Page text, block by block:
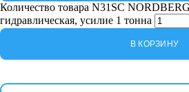
Количество товара N31SC
гидравлическая, усилие 1 тонна
В КОРЗИНУ